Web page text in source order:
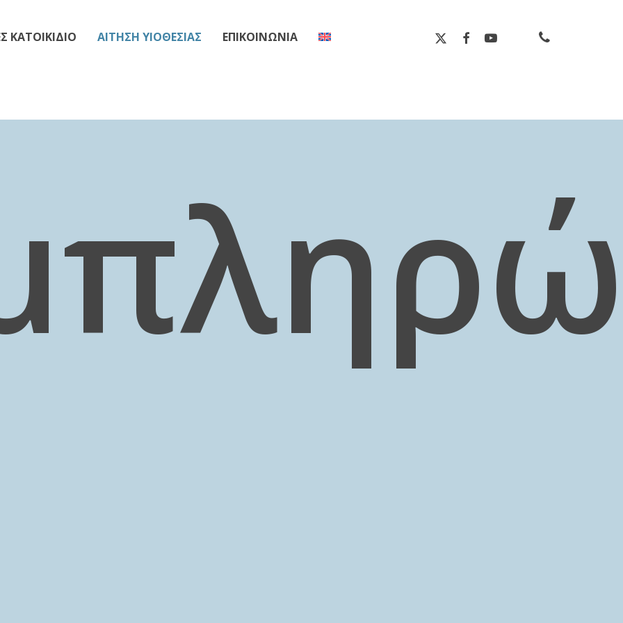
ΚΑΤΟΙΚΙΔΙΟ ΑΙΤΗΣΗ ΥΙΟΘΕΣΙΑΣ ΕΠΙΚΟΙΝΩΝΙΑ
X-
FACEBOOKYOUTUBE phone